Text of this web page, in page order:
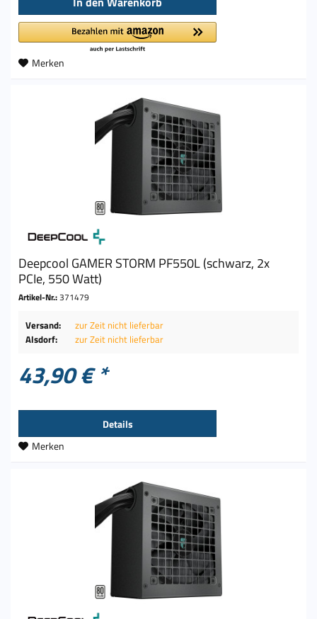
Merken
Deepcool GAMER STORM PF550L (schwarz, 2x
PCIe, 550 Watt)
Artikel-Nr.:371479
Versand:
zur Zeit nicht lieferbar
Alsdorf:
zur Zeit nicht lieferbar
43,90 € *
Details
Merken